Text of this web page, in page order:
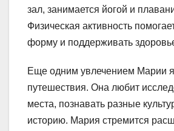
зал, занимается йогой и
Физическая активность
форму и поддерживать
Еще одним увлечением Марии
путешествия. Она любит
места, познавать разные
историю. Мария стремится